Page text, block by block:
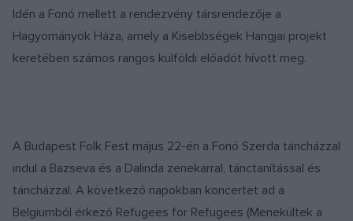
Idén a Fonó mellett a rendezvény társrendezője a
Hagyományok Háza, amely a Kisebbségek Hangjai projekt
keretében számos rangos külföldi előadót hívott meg.
A Budapest Folk Fest május 22-én a Fonó Szerda táncházzal
indul a Bazseva és a Dalinda zenekarral, tánctanítással és
táncházzal. A következő napokban koncertet ad a
Belgiumból érkező Refugees for Refugees (Menekültek a